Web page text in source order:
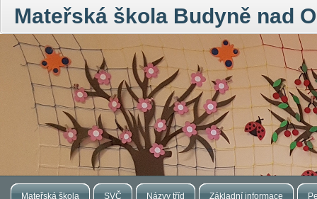
Mateřská škola Budyně nad
Mateřská škola SVČ Názvy tříd Základní informace